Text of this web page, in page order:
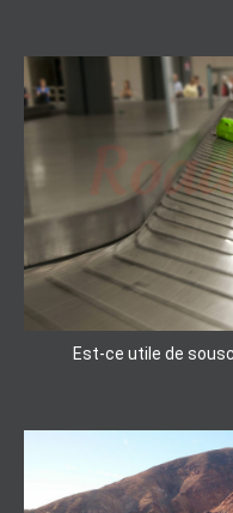
Est-ce utile de